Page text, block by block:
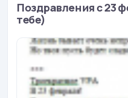
Поздравления с 23
тебе)